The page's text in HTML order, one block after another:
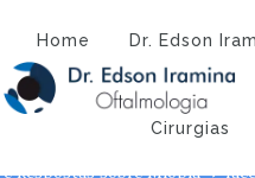
Home Dr. Edson
Cirurgias
facebook
Dr. Edson Iramina - Oftalmologia
e Respostas sobre Miopia